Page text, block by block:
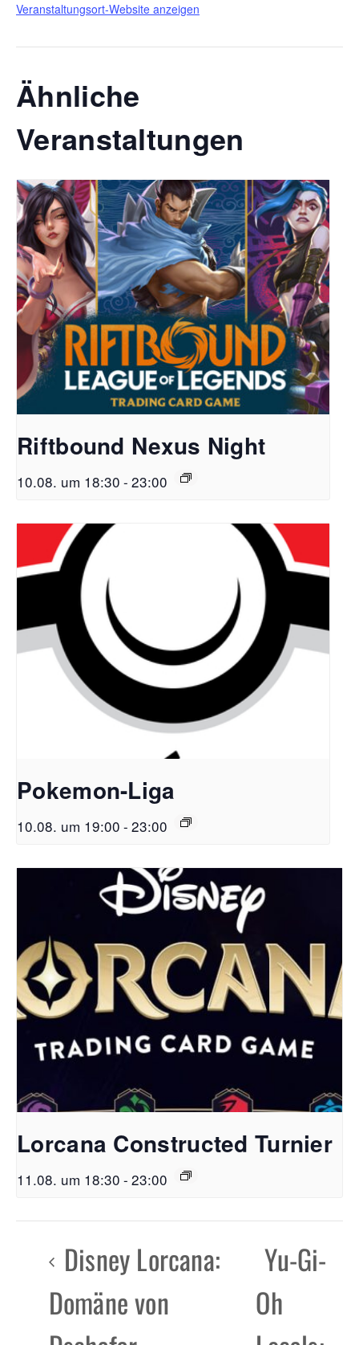
Veranstaltungsort-Website anzeigen
Ähnliche
Veranstaltungen
Riftbound Nexus Night
10.08. um 18:30 - 23:00
Pokemon-Liga
10.08. um 19:00 - 23:00
Lorcana Constructed Turnier
11.08. um 18:30 - 23:00
Disney Lorcana:
Domäne von
Yu-Gi-
Oh